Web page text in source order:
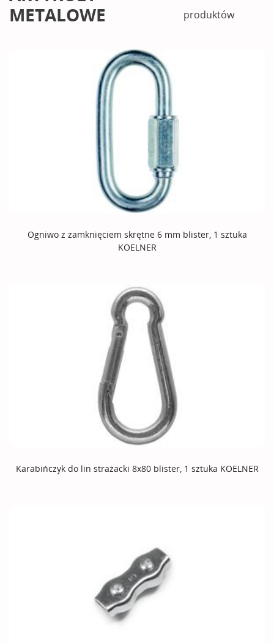
METALOWE
produktów
Ogniwo z zamknięciem skrętne 6 mm blister, 1 sztuka
KOELNER
Karabińczyk do lin strażacki 8x80 blister, 1 sztuka KOELNER